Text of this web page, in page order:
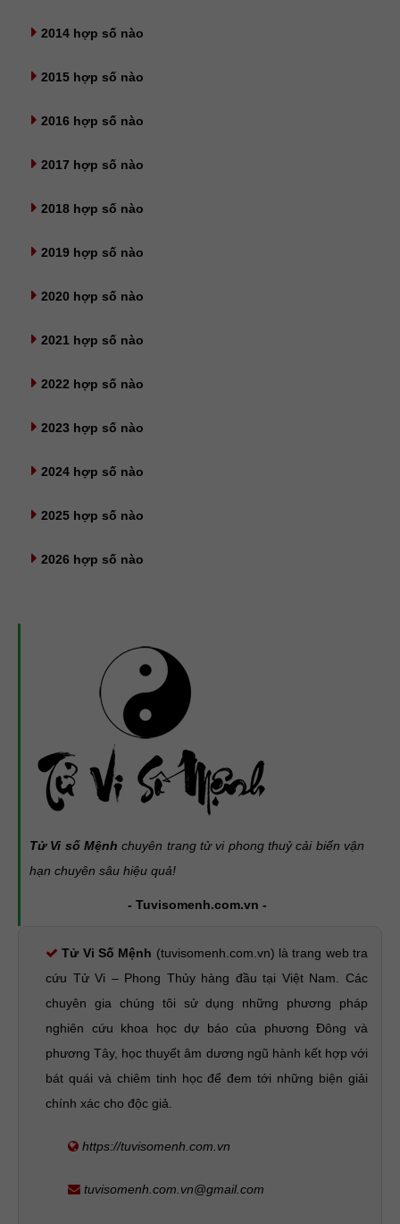
2014 hợp số nào
2015 hợp số nào
2016 hợp số nào
2017 hợp số nào
2018 hợp số nào
2019 hợp số nào
2020 hợp số nào
2021 hợp số nào
2022 hợp số nào
2023 hợp số nào
2024 hợp số nào
2025 hợp số nào
2026 hợp số nào
Tử Vi số Mệnh chuyên trang tử vi phong thuỷ cải biến vận
hạn chuyên sâu hiệu quả!
- Tuvisomenh.com.vn -
Tử Vi Số Mệnh (tuvisomenh.com.vn) là trang web tra
cứu Tử Vi – Phong Thủy hàng đầu tại Việt Nam. Các
chuyên gia chúng tôi sử dụng những phương pháp
nghiên cứu khoa học dự báo của phương Đông và
phương Tây, học thuyết âm dương ngũ hành kết hợp với
bát quái và chiêm tinh học để đem tới những biện giải
chính xác cho độc giả.
https://tuvisomenh.com.vn
tuvisomenh.com.vn@gmail.com